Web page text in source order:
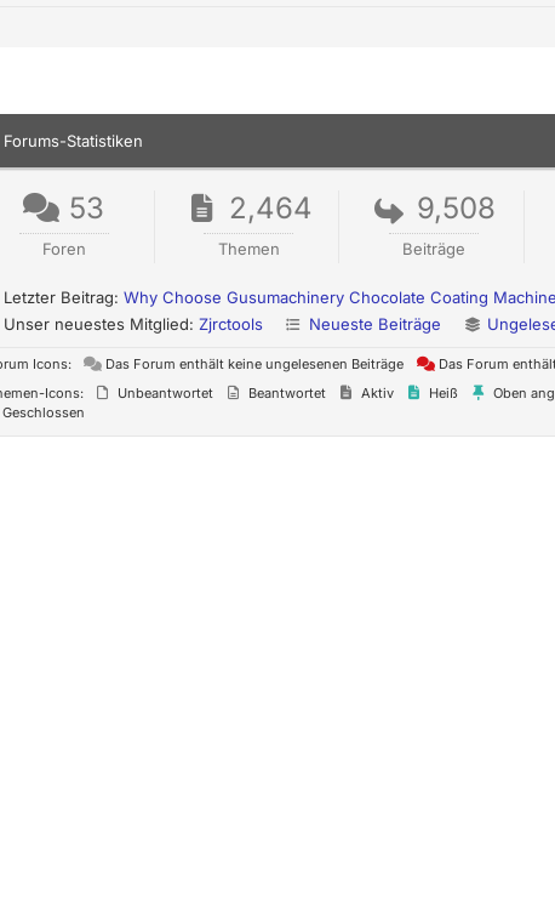
Forums-Statistiken
53
Foren
2,464
Themen
9,508
Beiträge
Letzter Beitrag: Why Choose Gusumachinery Chocolate Coating
Unser neuestes Mitglied: Zjrctools Neueste Beiträge
Icons: Das Forum enthält keine ungelesenen Beiträge
Das Forum
Icons:
Unbeantwortet Beantwortet Aktiv Heiß Oben
Geschlossen